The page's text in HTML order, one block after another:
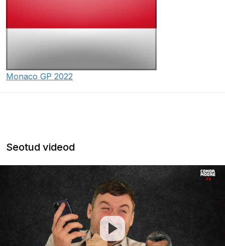
Monaco GP 2022
Seotud videod